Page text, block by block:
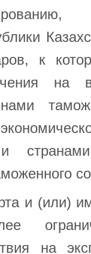
к
на
и (или)
на